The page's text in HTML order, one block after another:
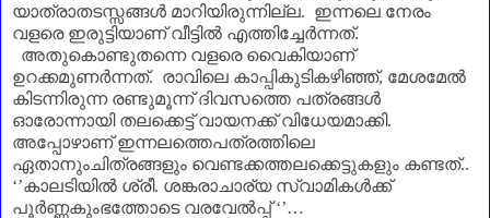
യാത്രാതടസ്സങ്ങൾ മാറിയിരുന്നില്ല. ഇന്നലെ നേരം
വളരെ ഇരുട്ടിയാണ്‌ വീട്ടിൽ എത്തിച്ചേർന്നത്.
അതുകൊണ്ടുതന്നെ വളരെ വൈകിയാണ്‌
ഉറക്കമുണർന്നത്. രാവിലെ കാപ്പികുടികഴിഞ്ഞ്, മേശമേൽ
കിടന്നിരുന്ന രണ്ടുമൂന്ന് ദിവസത്തെ പത്രങ്ങൾ
ഓരോന്നായി തലക്കെട്ട് വായനക്ക് വിധേയമാക്കി.
അപ്പോഴാണ്‌ ഇന്നലത്തെപത്രത്തിലെ
ഏതാനുംചിത്രങ്ങളും വെണ്ടക്കത്തലക്കെട്ടുകളും കണ്ടത്..
‘’കാലടിയിൽ ശ്രീ. ശങ്കരാചാര്യ സ്വാമികൾക്ക്
പൂർണ്ണകുംഭത്തോടെ വരവേൽപ്പ്‘’…